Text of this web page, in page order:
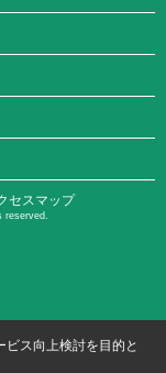
セスマップ
reserved.
ス向上検討を目的と